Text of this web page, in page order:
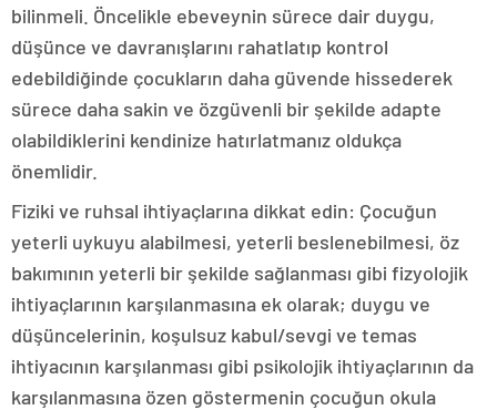
bilinmeli. Öncelikle ebeveynin sürece dair duygu,
düşünce ve davranışlarını rahatlatıp kontrol
edebildiğinde çocukların daha güvende hissederek
sürece daha sakin ve özgüvenli bir şekilde adapte
olabildiklerini kendinize hatırlatmanız oldukça
önemlidir.
Fiziki ve ruhsal ihtiyaçlarına dikkat edin: Çocuğun
yeterli uykuyu alabilmesi, yeterli beslenebilmesi, öz
bakımının yeterli bir şekilde sağlanması gibi fizyolojik
ihtiyaçlarının karşılanmasına ek olarak; duygu ve
düşüncelerinin, koşulsuz kabul/sevgi ve temas
ihtiyacının karşılanması gibi psikolojik ihtiyaçlarının da
karşılanmasına özen göstermenin çocuğun okula